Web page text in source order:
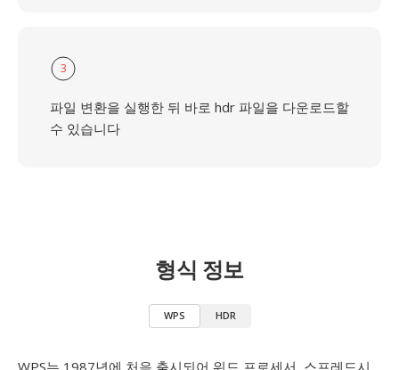
3
파일 변환을 실행한 뒤 바로 hdr 파일을 다운로드할
수 있습니다
형식 정보
WPS HDR
WPS는 1987년에 처음 출시되어 워드 프로세서, 스프레드시